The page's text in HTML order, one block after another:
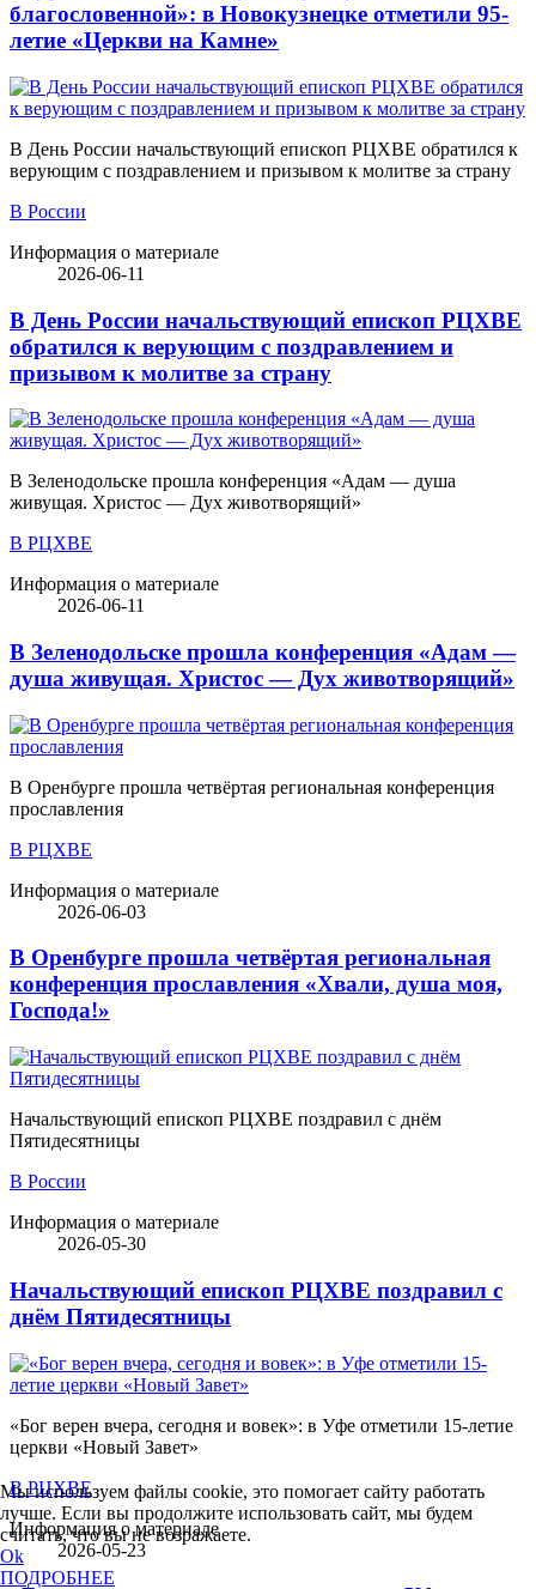
благословенной»: в Новокузнецке отметили 95-
летие «Церкви на Камне»
В День России начальствующий епископ РЦХВЕ обратился к
верующим с поздравлением и призывом к молитве за страну
В России
Информация о материале
2026-06-11
В День России начальствующий епископ РЦХВЕ
обратился к верующим с поздравлением и
призывом к молитве за страну
В Зеленодольске прошла конференция «Адам — душа
живущая. Христос — Дух животворящий»
В РЦХВЕ
Информация о материале
2026-06-11
В Зеленодольске прошла конференция «Адам —
душа живущая. Христос — Дух животворящий»
В Оренбурге прошла четвёртая региональная конференция
прославления
В РЦХВЕ
Информация о материале
2026-06-03
В Оренбурге прошла четвёртая региональная
конференция прославления «Хвали, душа моя,
Господа!»
Начальствующий епископ РЦХВЕ поздравил с днём
Пятидесятницы
В России
Информация о материале
2026-05-30
Начальствующий епископ РЦХВЕ поздравил с
днём Пятидесятницы
«Бог верен вчера, сегодня и вовек»: в Уфе отметили 15-летие
церкви «Новый Завет»
В РЦХВЕ
Информация о материале
2026-05-23
Мы используем файлы cookie, это помогает сайту работать
лучше. Если вы продолжите использовать сайт, мы будем
считать, что вы не возражаете.
Ok
ПОДРОБНЕЕ